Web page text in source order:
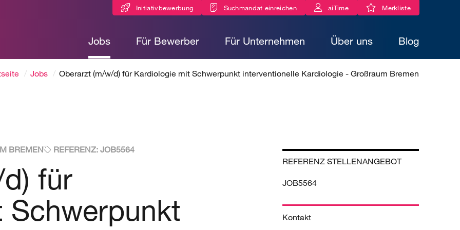
Initiativbewerbung Suchmandat einreichen aiTime Merkliste
Jobs Für Bewerber Für Unternehmen Über uns Blog
Jobs Oberarzt (m/w/d) für Kardiologie mit Schwerpunkt interventionelle Kardiologie - Großraum Bremen
BREMEN REFERENZ: JOB5564
für
Schwerpunkt
REFERENZ STELLENANGEBOT
JOB5564
Kontakt